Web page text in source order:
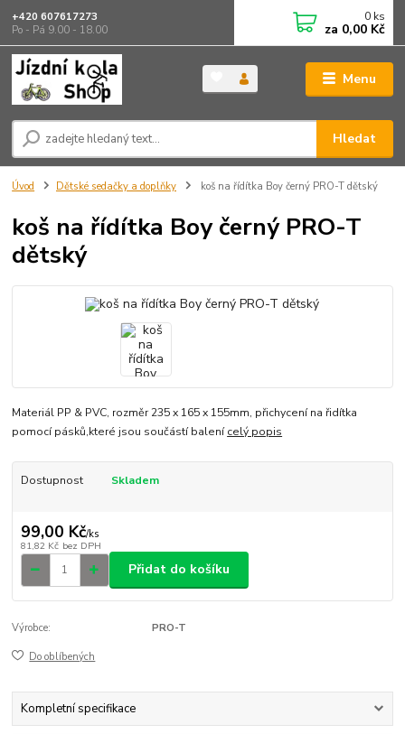
Menu
Hledat
+420 607617273
Po - Pá 9.00 - 18.00
0 ks
za 0,00 Kč
Úvod Dětské sedačky a doplňky koš na řídítka Boy černý PRO-T dětský
koš na řídítka Boy černý PRO-T
dětský
Materiál PP & PVC, rozměr 235 x 165 x 155mm, přichycení na řidítka
pomocí pásků,které jsou součástí balenícelý popis
Dostupnost Skladem
99,00 Kč/ks
81,82 Kč bez DPH
Přidat do košíku
Výrobce: PRO-T
Do oblíbených
Kompletní specifikace